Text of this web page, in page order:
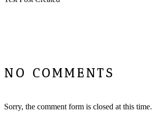
NO COMMENTS
Sorry, the comment form is closed at this time.